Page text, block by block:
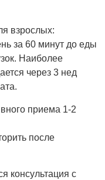
взрослых:
за 60 минут до еды
Наиболее
через 3 нед
приема 1-2
после
консультация с